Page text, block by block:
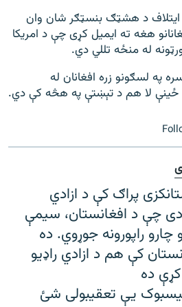
ایتلاف د هشټګ بنسټګر شان وان
ویلي، شاوخوا ۲۰۰ افغانانو هغه ته ایمیل کړی چې د امریکا
له منځه تللي دي.
په لسګونو زره افغانان له
ځینې لا هم د تېښتې په هڅه کې دي.
پراګ کې د ازادي
دی چې د افغانستان، سیمې
چارو راپورونه جوړوي. ده
کې هم د ازادي راډیو
کړې ده
یې تعقیبولی شئ